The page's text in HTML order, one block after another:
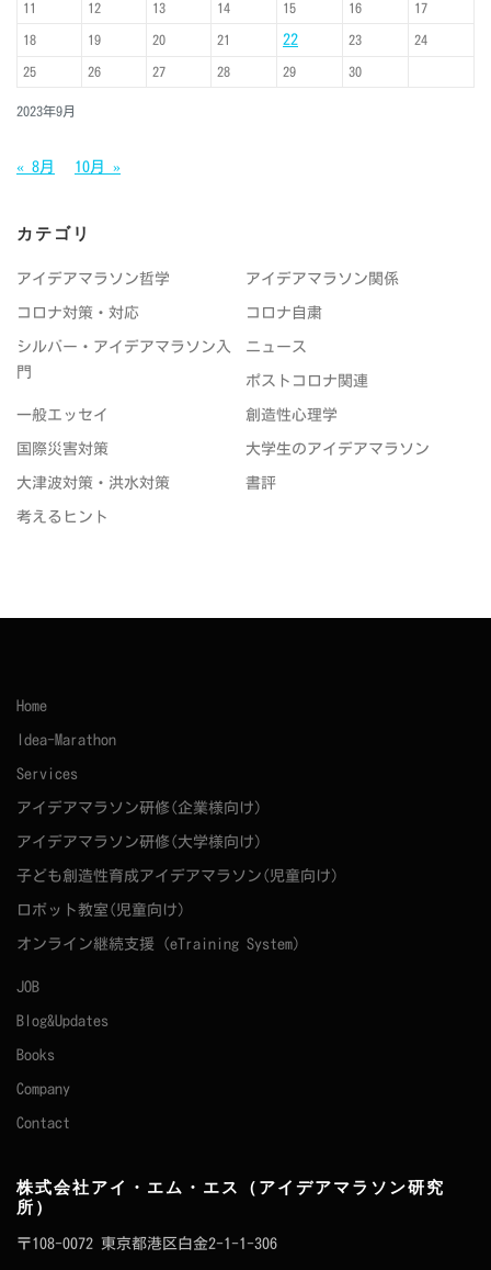
2023年9月
11 12 13 14 15 16 17
18 19 20 21 22 23 24
25 26 27 28 29 30
« 8月 10月 »
カテゴリ
アイデアマラソン哲学 アイデアマラソン関係
コロナ対策・対応 コロナ自粛
シルバー・アイデアマラソン入
門
ニュース
ポストコロナ関連
一般エッセイ 創造性心理学
国際災害対策 大学生のアイデアマラソン
大津波対策・洪水対策 書評
考えるヒント
Home
Idea-Marathon
Services
アイデアマラソン研修(企業様向け)
アイデアマラソン研修(大学様向け)
子ども創造性育成アイデアマラソン(児童向け)
ロボット教室(児童向け)
オンライン継続支援（eTraining System）
JOB
Blog&Updates
Books
Company
Contact
株式会社アイ・エム・エス（アイデアマラソン研究
所）
〒108-0072 東京都港区白金2-1-1-306